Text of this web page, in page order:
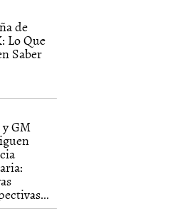
de
Lo Que
Saber
GM